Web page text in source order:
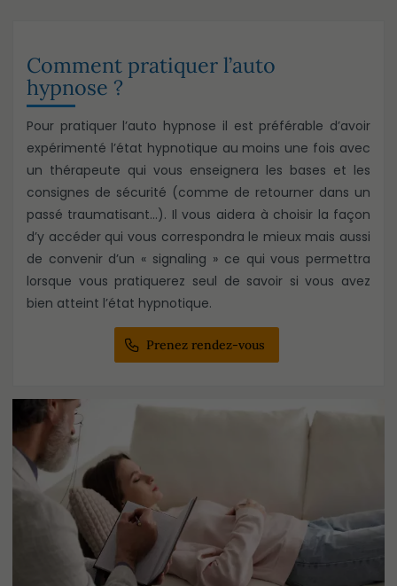
Comment pratiquer l’auto
hypnose ?
Pour pratiquer l’auto hypnose il est préférable d’avoir
expérimenté l’état hypnotique au moins une fois avec
un thérapeute qui vous enseignera les bases et les
consignes de sécurité (comme de retourner dans un
passé traumatisant…). Il vous aidera à choisir la façon
d’y accéder qui vous correspondra le mieux mais aussi
de convenir d’un « signaling » ce qui vous permettra
lorsque vous pratiquerez seul de savoir si vous avez
bien atteint l’état hypnotique.
Prenez rendez-vous